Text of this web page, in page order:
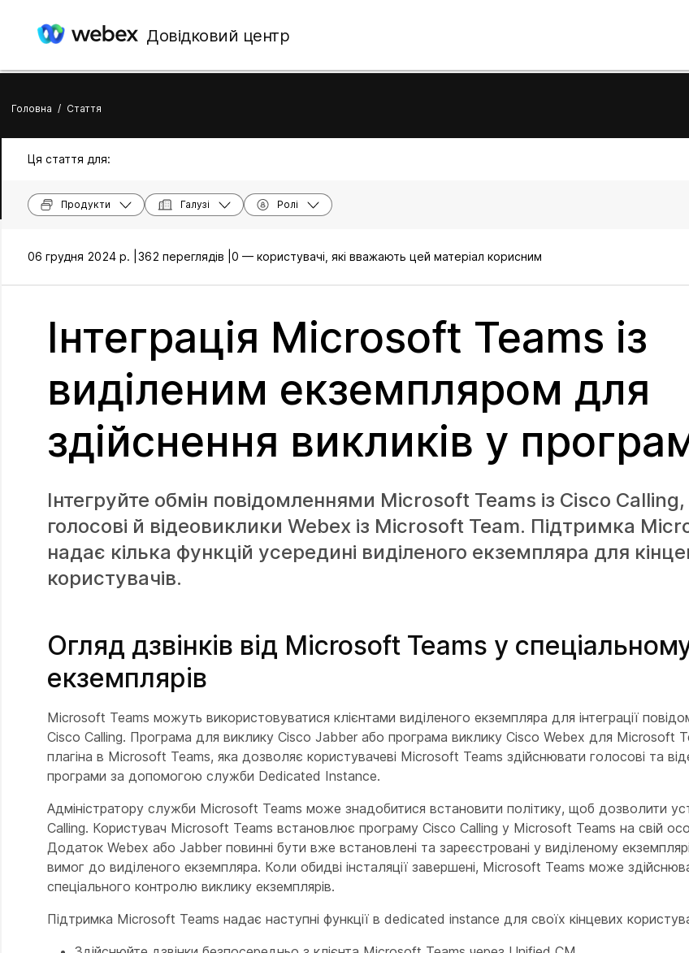
Довідковий центр
Головна / Стаття
Ця стаття для:
Продукти Галузі Ролі
06 грудня 2024 р. | 362 переглядів | 0 — користувачі, які вважають цей матеріал корисним
Інтеграція Microsoft Teams із
виділеним екземпляром для
здійснення викликів у
Інтегруйте обмін повідомленнями Microsoft Teams із Cisco
голосові й відеовиклики Webex із Microsoft Team. Підтримка
надає кілька функцій усередині виділеного екземпляра для
користувачів.
Огляд дзвінків від Microsoft Teams у
екземплярів
Microsoft Teams можуть використовуватися клієнтами виділеного екземпляра для інтеграції
Cisco Calling. Програма для виклику Cisco Jabber або програма виклику Cisco Webex для Microsoft
плагіна в Microsoft Teams, яка дозволяє користувачеві Microsoft Teams здійснювати голосові та
програми за допомогою служби Dedicated Instance.
Адміністратору служби Microsoft Teams може знадобитися встановити політику, щоб дозволити
Calling. Користувач Microsoft Teams встановлює програму Cisco Calling у Microsoft Teams на свій
Додаток Webex або Jabber повинні бути вже встановлені та зареєстровані у виділеному
вимог до виділеного екземпляра. Коли обидві інсталяції завершені, Microsoft Teams може
спеціального контролю виклику екземплярів.
Підтримка Microsoft Teams надає наступні функції в dedicated instance для своїх кінцевих